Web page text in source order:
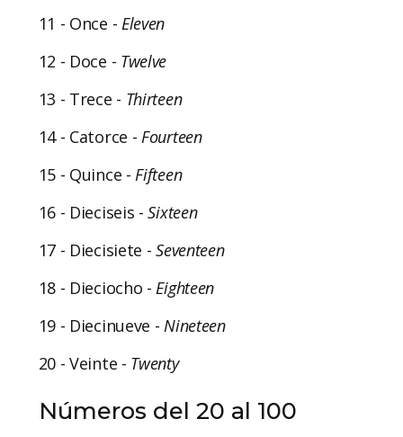
11 - Once - Eleven
12 - Doce - Twelve
13 - Trece - Thirteen
14 - Catorce - Fourteen
15 - Quince - Fifteen
16 - Dieciseis -Sixteen
17 - Diecisiete -Seventeen
18 - Dieciocho - Eighteen
19 - Diecinueve - Nineteen
20 - Veinte - Twenty
Números del 20 al 100